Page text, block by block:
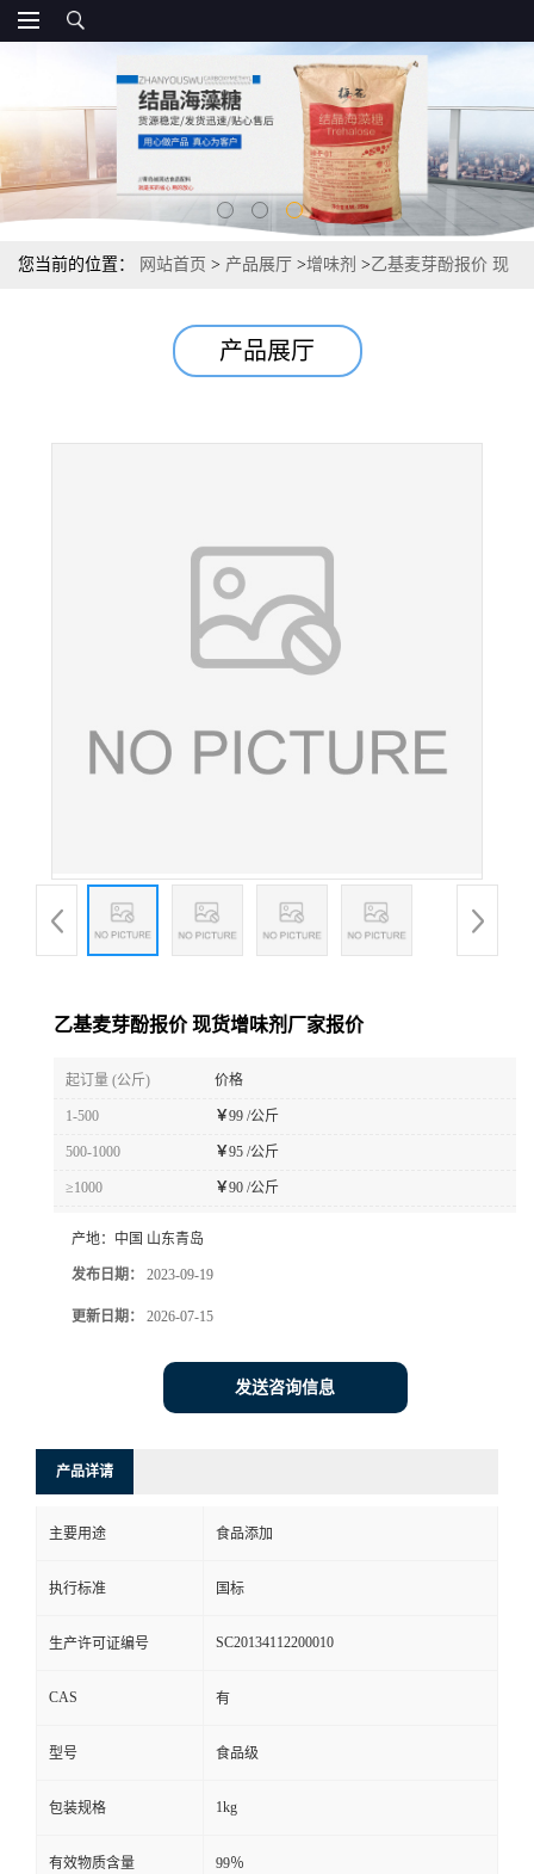
您当前的位置： 网站首页 > 产品展厅 >增味剂 >乙基麦芽酚报价 现
产品展厅
乙基麦芽酚报价 现货增味剂厂家报价
起订量 (公斤) 价格
1-500 ￥99 /公斤
500-1000 ￥95 /公斤
≥1000 ￥90 /公斤
产地： 中国 山东青岛
发布日期： 2023-09-19
更新日期： 2026-07-15
发送咨询信息
产品详请
主要用途 食品添加
执行标准 国标
生产许可证编号 SC20134112200010
CAS 有
型号 食品级
包装规格 1kg
有效物质含量 99％